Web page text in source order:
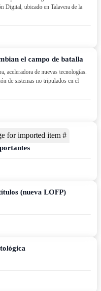
Digital, ubicado en Talavera de la
el campo de batalla
aceleradora de nuevas tecnologías.
de sistemas no tripulados en el
(nueva LOFP)